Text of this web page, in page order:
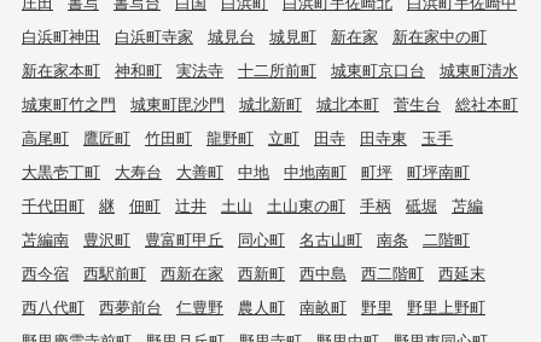
白浜町神田
白浜町寺家 城見台 城見町 新在家
新在家中の町
新在家本町
神和町 実法寺 十二所前町 城東町京口台
城東町清水
城東町竹之門
城東町毘沙門 城北新町 城北本町 菅生台
総社本町
高尾町
鷹匠町 竹田町 龍野町 立町 田寺 田寺東
玉手
大黒壱丁町
大寿台 大善町 中地 中地南町 町坪
町坪南町
千代田町
継 佃町 辻井 土山 土山東の町 手柄 砥堀
苫編
苫編南
豊沢町 豊富町甲丘 同心町 名古山町 南条
二階町
西今宿
西駅前町 西新在家 西新町 西中島 西二階町
西延末
西八代町
西夢前台 仁豊野 農人町 南畝町 野里
野里上野町